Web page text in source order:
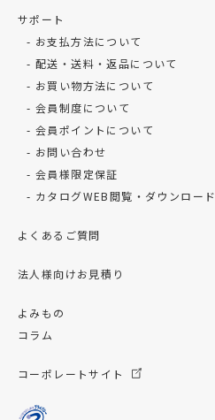
サポート
お支払方法について
配送・送料・返品について
お買い物方法について
会員制度について
会員ポイントについて
お問い合わせ
会員様限定保証
カタログWEB閲覧・ダウンロード
よくあるご質問
法人様向けお見積り
よみもの
コラム
コーポレートサイト